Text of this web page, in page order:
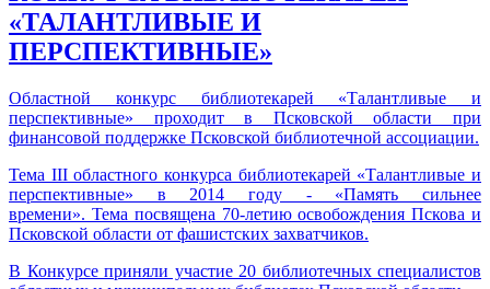
«ТАЛАНТЛИВЫЕ И
ПЕРСПЕКТИВНЫЕ»
Областной конкурс библиотекарей «Талантливые и
перспективные» проходит в Псковской области при
финансовой поддержке Псковской библиотечной ассоциации.
Тема III областного конкурса библиотекарей «Талантливые и
перспективные» в 2014 году - «Память сильнее
времени». Тема посвящена 70-летию освобождения Пскова и
Псковской области от фашистских захватчиков.
В Конкурсе приняли участие 20 библиотечных специалистов